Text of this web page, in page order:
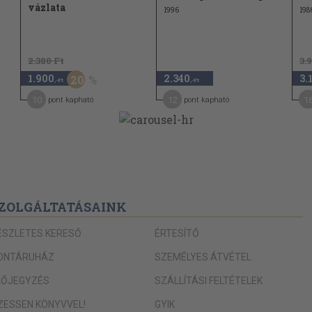
vázlata
2.380 Ft
1.900 ,-Ft 20
pont kapható
1996
2.340 ,-Ft
pont kapható
KERESŐ
KÖNYVVEL!
ÉRTESÍTŐ
SZEMÉLYES ÁTVÉTEL
SZÁLLÍTÁSI FELTÉTELEK
GYIK